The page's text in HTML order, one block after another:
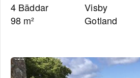
4 Bäddar
98 m²
Visby
Gotland